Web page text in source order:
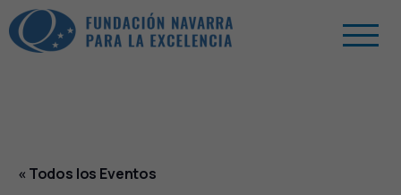
« Todos los Eventos